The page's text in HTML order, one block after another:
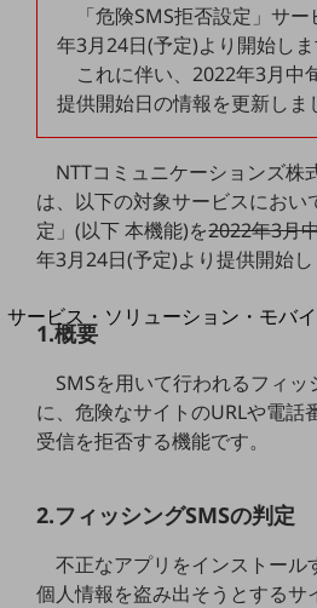
Smart Worksite
生成AI(Generative AI)
地域の取り組み
地域社会を支える皆さまと地域課題の解決や
LGPF(Local Government Platform)
別ウィンドウで開きます
サービス・ソリューション・モバ
サービス・ソリューションTOP
DXに関する課題を解決する
サービス・ソリューションをご紹介
カテゴリーで探す
カテゴリーで探すTOP
ネットワーク・モバイル
電話・映像コミュニケーション
「危険SMS拒否設定」サ
年3月24日(予定)より開始しま
これに伴い、2022年3月中
提供開始日の情報を更新しま
NTTコミュニケーションズ株
は、以下の対象サービスにおい
定」(以下 本機能)を2022年3月
年3月24日(予定)より提供開始し
1.概要
SMSを用いて行われるフィ
に、危険なサイトのURLや電話
受信を拒否する機能です。
2.フィッシングSMSの判定
不正なアプリをインストール
個人情報を盗み出そうとするサ